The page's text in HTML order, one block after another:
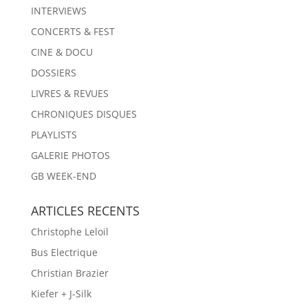
INTERVIEWS
CONCERTS & FEST
CINE & DOCU
DOSSIERS
LIVRES & REVUES
CHRONIQUES DISQUES
PLAYLISTS
GALERIE PHOTOS
GB WEEK-END
ARTICLES RECENTS
Christophe Leloil
Bus Electrique
Christian Brazier
Kiefer + J-Silk